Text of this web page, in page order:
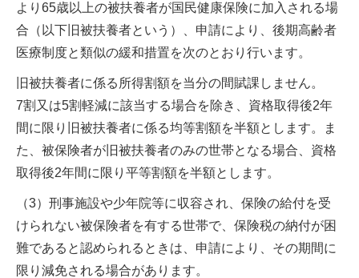
より65歳以上の被扶養者が国民健康保険に加入される場
合（以下旧被扶養者という）、申請により、後期高齢者
医療制度と類似の緩和措置を次のとおり行います。
旧被扶養者に係る所得割額を当分の間賦課しません。
7割又は5割軽減に該当する場合を除き、資格取得後2年
間に限り旧被扶養者に係る均等割額を半額とします。ま
た、被保険者が旧被扶養者のみの世帯となる場合、資格
取得後2年間に限り平等割額を半額とします。
（3）刑事施設や少年院等に収容され、保険の給付を受
けられない被保険者を有する世帯で、保険税の納付が困
難であると認められるときは、申請により、その期間に
限り減免される場合があります。